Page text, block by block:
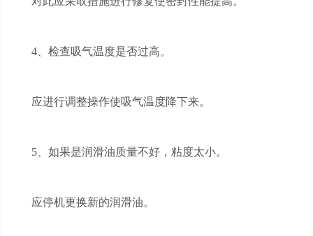
4、检查吸气温度是否过高。
应进行调整操作使吸气温度降下来。
5、如果是润滑油质量不好，粘度太小。
应停机更换新的润滑油。